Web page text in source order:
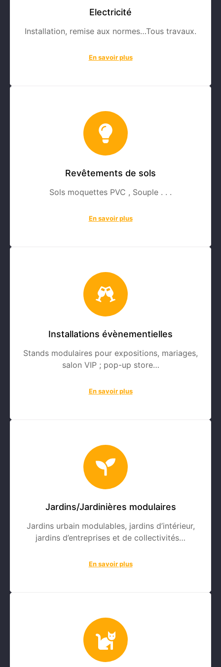
Electricité
Installation, remise aux normes…Tous travaux.
En savoir plus
Revêtements de sols
Sols moquettes PVC , Souple . . .
En savoir plus
Installations évènementielles
Stands modulaires pour expositions, mariages,
salon VIP ; pop-up store…
En savoir plus
Jardins/Jardinières modulaires
Jardins urbain modulables, jardins d’intérieur,
jardins d’entreprises et de collectivités…
En savoir plus